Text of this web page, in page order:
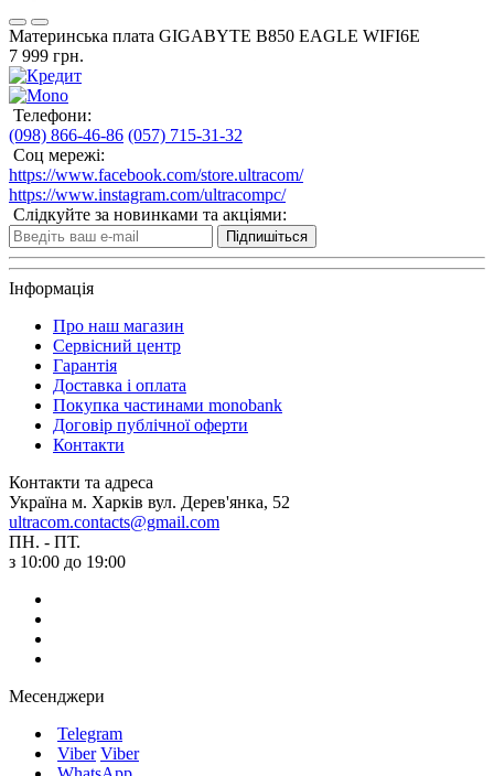
Материнська плата GIGABYTE B850 EAGLE WIFI6E
7 999 грн.
Телефони:
(098) 866-46-86 (057) 715-31-32
Соц мережі:
https://www.facebook.com/store.ultracom/
https://www.instagram.com/ultracompc/
Слідкуйте за новинками та акціями:
Підпишіться
Інформація
Про наш магазин
Сервісний центр
Гарантія
Доставка і оплата
Покупка частинами monobank
Договір публічної оферти
Контакти
Контакти та адреса
Україна м. Харків вул. Дерев'янка, 52
ultracom.contacts@gmail.com
ПН. - ПТ.
з 10:00 до 19:00
Месенджери
Telegram
Viber Viber